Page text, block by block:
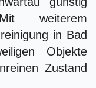
weiterem
in Bad
Objekte
Zustand